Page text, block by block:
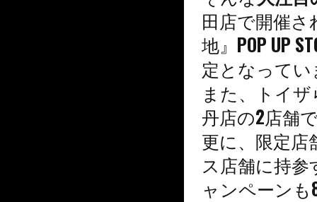
田店で開催
地』POP UP
定となって
また、トイ
丹店の2店舗
更に、限定
ス店舗に持
ャンペーン